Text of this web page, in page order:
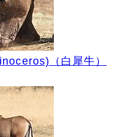
（白犀牛）